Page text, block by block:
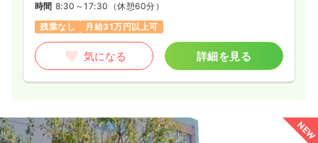
時間 8:30～17:30 （休憩60分）
残業なし
月給31万円以上可
気になる 詳細を見る
NEW